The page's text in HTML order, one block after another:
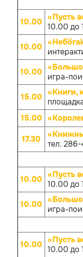
10.00 «Пусть
10.00 до
10.00
10.00
игра-
15.00 «Книги,
15.00
17.30
тел.
10.00 «Пусть
10.00 до
10.00
игра-
10.00 «Пусть
10.00 до